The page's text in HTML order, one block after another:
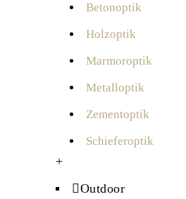
Betonoptik
Holzoptik
Marmoroptik
Metalloptik
Zementoptik
Schieferoptik
+
Outdoor